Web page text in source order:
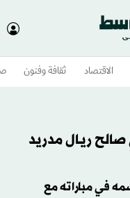
الاقتصاد ثقافة وفنون
صالح ريـال مدريد
في مباراته مع